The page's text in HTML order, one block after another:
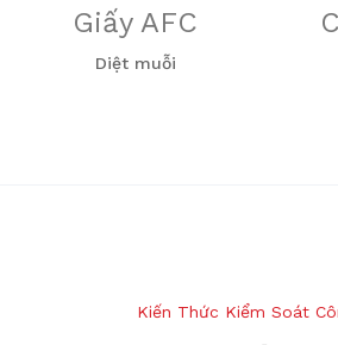
Giấy AFC
Diệt muỗi
Kiến Thức Kiểm Soát